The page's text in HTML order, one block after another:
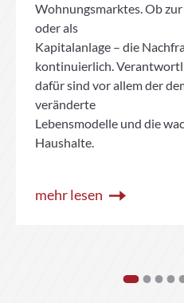
Wohnungsmarktes. Ob
oder als
Kapitalanlage – die
kontinuierlich.
dafür sind vor allem der
veränderte
Lebensmodelle und die
Haushalte.
mehr lesen
1 2 3 4